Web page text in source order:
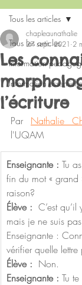
Tous les articles
Information
Information essentielle
Tous les articles
Les
l’écriture
chapleaunathalie
27 sept. 2021 2
Par Nathalie
l'UQAM
Enseignante : Tu
fin du mot « grand
raison?
Élève : C’est
mais je ne suis pas
Enseignante :
vérifier quelle
Élève :
  Non.
Enseignante : Tu